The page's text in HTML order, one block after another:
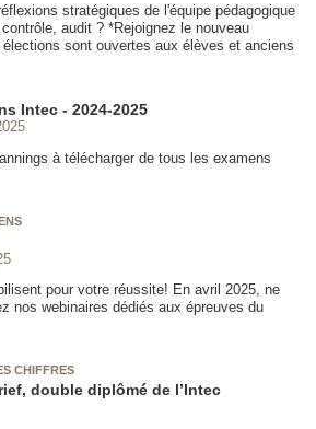
stratégiques de l'équipe pédagogique
audit ? *Rejoignez le nouveau
élections sont ouvertes aux élèves et anciens
Intec - 2024-2025
à télécharger de tous les examens
pour votre réussite! En avril 2025, ne
nos webinaires dédiés aux épreuves du
CHIFFRES
double diplômé de l’Intec